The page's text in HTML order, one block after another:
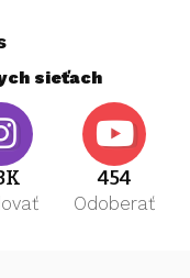
sieťach
454
Odoberať